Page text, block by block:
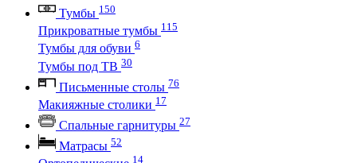
Тумбы 150
Прикроватные тумбы 115
Тумбы для обуви 6
Тумбы под ТВ 30
Письменные столы 76
Макияжные столики 17
Спальные гарнитуры 27
Матрасы 52
14